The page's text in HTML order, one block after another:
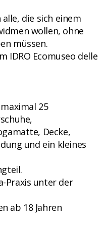
die sich einem
wollen, ohne
müssen.
IDRO Ecomuseo delle
25
Decke,
und ein kleines
Praxis unter der
ab 18 Jahren